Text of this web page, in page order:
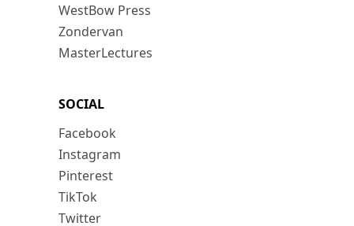
WestBow Press
Zondervan
MasterLectures
SOCIAL
Facebook
Instagram
Pinterest
TikTok
Twitter